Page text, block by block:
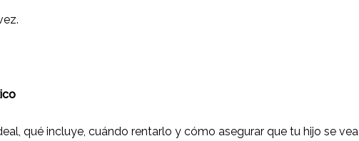
qué incluye, cuándo rentarlo y cómo asegurar que tu hijo se vea